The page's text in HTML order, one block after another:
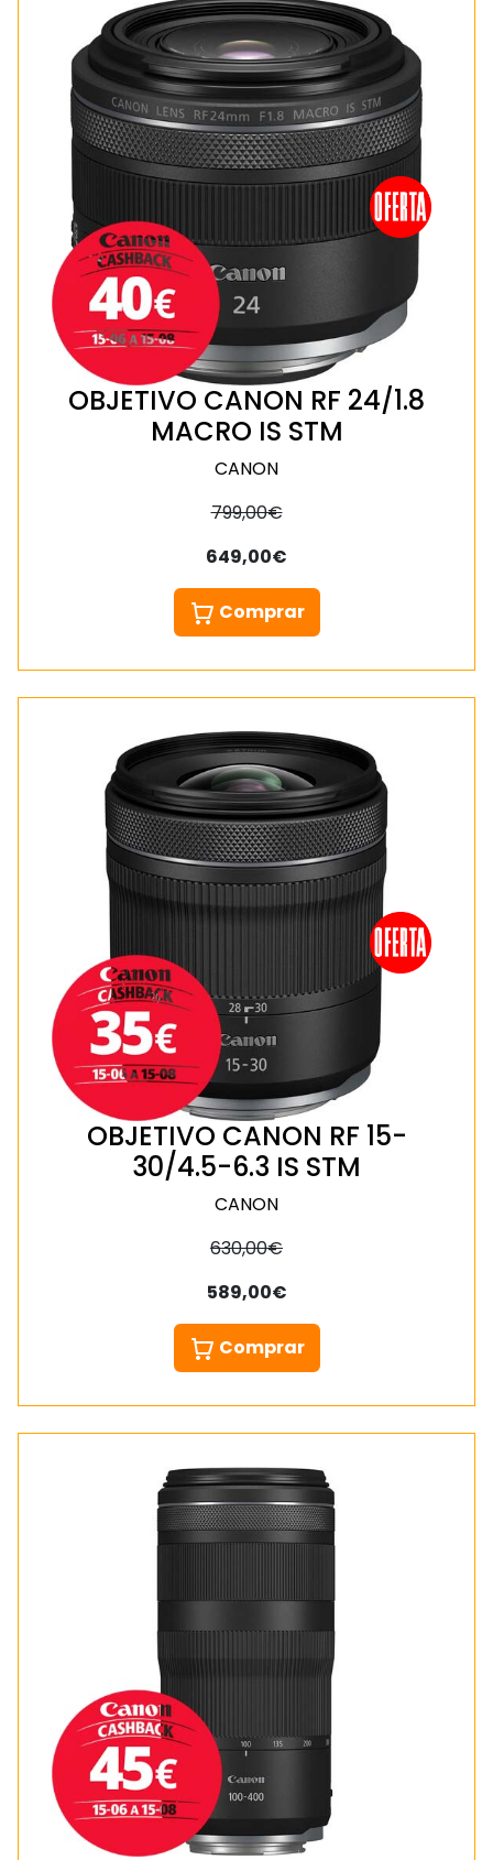
OBJETIVO CANON RF 24/1.8
MACRO IS STM
CANON
799,00€
649,00€
Comprar
OBJETIVO CANON RF 15-
30/4.5-6.3 IS STM
CANON
630,00€
589,00€
Comprar